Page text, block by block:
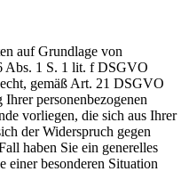
auf Grundlage von
Abs. 1 S. 1 lit. f DSGVO
gemäß Art. 21 DSGVO
personenbezogenen
vorliegen, die sich aus Ihrer
der Widerspruch gegen
haben Sie ein generelles
einer besonderen Situation